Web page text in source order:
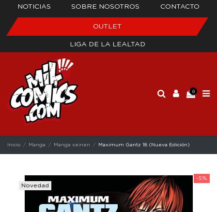
NOTICIAS SOBRE NOSOTROS CONTACTO
OUTLET
LIGA DE LA LEALTAD
0
Inicio Manga Manga seinen Maximum Gantz 18 (Nueva Edición)
-5%
Novedad